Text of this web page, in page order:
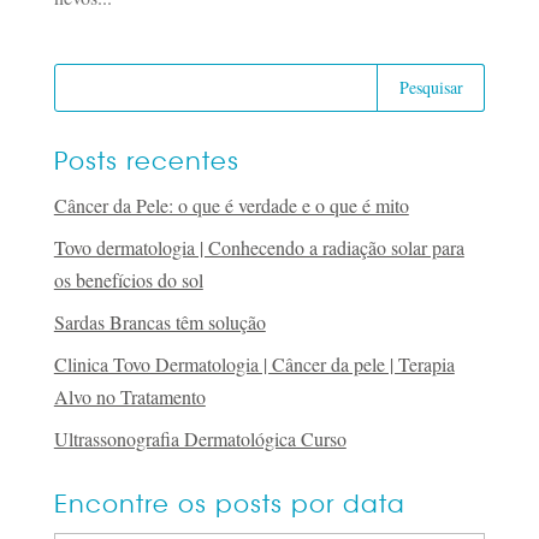
Posts recentes
Câncer da Pele: o que é verdade e o que é mito
Tovo dermatologia | Conhecendo a radiação solar para
os benefícios do sol
Sardas Brancas têm solução
Clinica Tovo Dermatologia | Câncer da pele | Terapia
Alvo no Tratamento
Ultrassonografia Dermatológica Curso
Encontre os posts por data